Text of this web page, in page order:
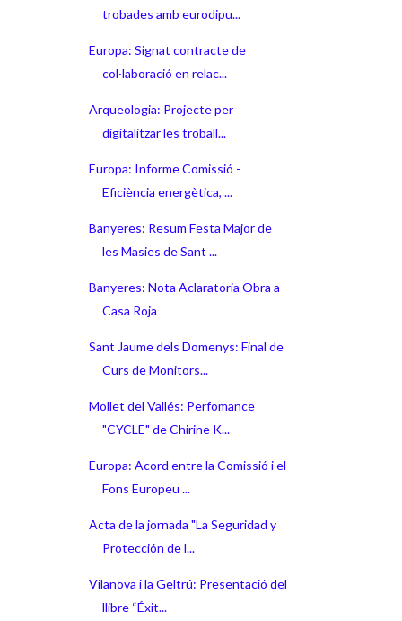
trobades amb eurodipu...
Europa: Signat contracte de
col·laboració en relac...
Arqueologia: Projecte per
digitalitzar les troball...
Europa: Informe Comissió -
Eficiència energètica, ...
Banyeres: Resum Festa Major de
les Masies de Sant ...
Banyeres: Nota Aclaratoria Obra a
Casa Roja
Sant Jaume dels Domenys: Final de
Curs de Monitors...
Mollet del Vallés: Perfomance
"CYCLE" de Chirine K...
Europa: Acord entre la Comissió i el
Fons Europeu ...
Acta de la jornada "La Seguridad y
Protección de l...
Vilanova i la Geltrú: Presentació del
llibre “Éxit...